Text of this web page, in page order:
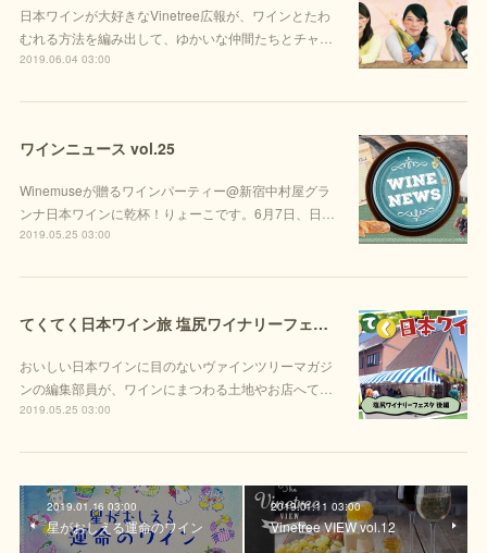
日本ワインが大好きなVinetree広報が、ワインとたわ
むれる方法を編み出して、ゆかいな仲間たちとチャ…
2019.06.04 03:00
ワインニュース vol.25
Winemuseが贈るワインパーティー@新宿中村屋グラ
ンナ日本ワインに乾杯！りょーこです。6月7日、日…
2019.05.25 03:00
てくてく日本ワイン旅 塩尻ワイナリーフェスタ後編
おいしい日本ワインに目のないヴァインツリーマガジ
ンの編集部員が、ワインにまつわる土地やお店へて…
2019.05.25 03:00
2019.01.16 03:00
星がおしえる運命のワイン
2019.01.11 03:00
Vinetree VIEW vol.12